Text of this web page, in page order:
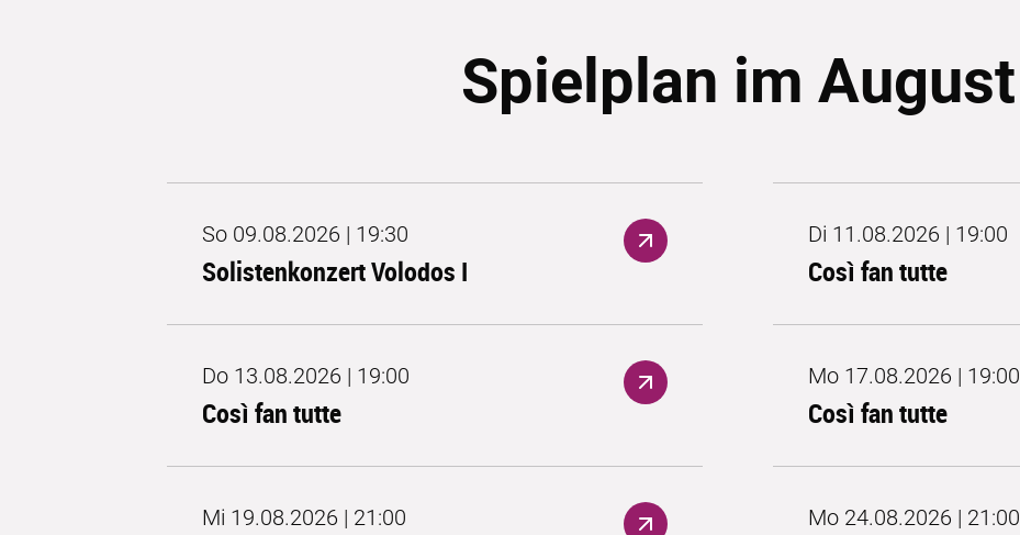
Spielplan im August
So 09.08.2026 | 19:30
Solistenkonzert Volodos I
Di 11.08.2026 | 19:00
Così fan tutte
Do 13.08.2026 | 19:00
Così fan tutte
Mo 17.08.2026 | 19:00
Così fan tutte
Mi 19.08.2026 | 21:00 Mo 24.08.2026 | 21:00